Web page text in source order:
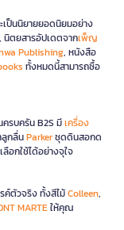
เป็นนิยายยอดนิยมอย่าง
, นิตยสารอัปเดตจากเพ็ญ
Publishing, หนังสือ
ทั้งหมดนี้สามารถซื้อ
รบครัน B2S มีเครื่อง
ลูกลื่นParkerชุดดินสอกด
อกใช้ได้อย่างจุใจ
ค์ตัวจริง ทั้งสีไม้Colleen,
MARTEให้คุณ